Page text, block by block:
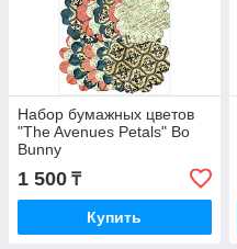
Набор бумажных цветов
"The Avenues Petals" Bo
Bunny
1 500 ₸
Купить